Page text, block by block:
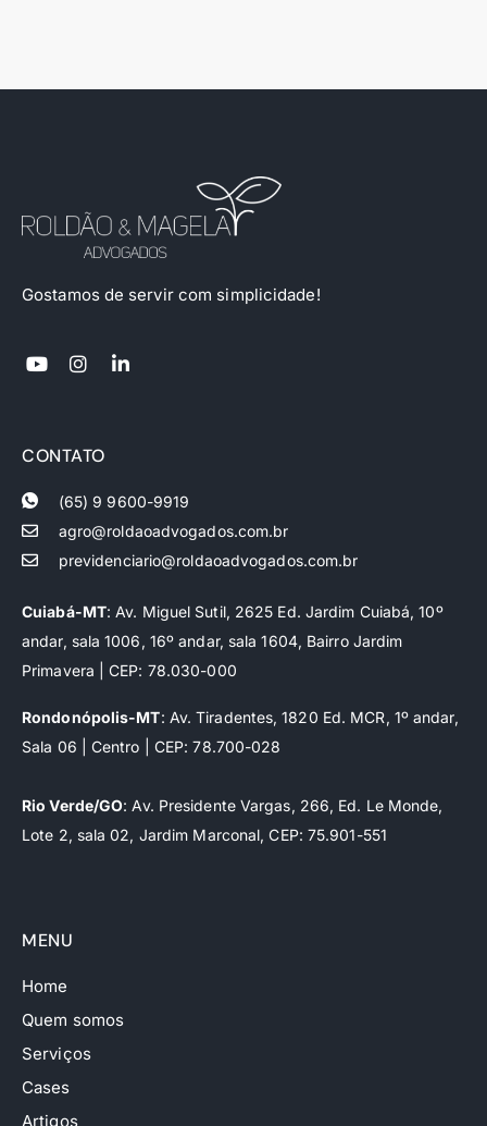
Gostamos de servir com simplicidade!
CONTATO
(65) 9 9600-9919
agro@roldaoadvogados.com.br
previdenciario@roldaoadvogados.com.br
Cuiabá-MT: Av. Miguel Sutil, 2625 Ed. Jardim Cuiabá, 10º
andar, sala 1006, 16º andar, sala 1604, Bairro Jardim
Primavera | CEP: 78.030-000
Rondonópolis-MT: Av. Tiradentes, 1820 Ed. MCR, 1º andar,
Sala 06 | Centro | CEP: 78.700-028
Rio Verde/GO: Av. Presidente Vargas, 266, Ed. Le Monde,
Lote 2, sala 02, Jardim Marconal, CEP: 75.901-551
MENU
Home
Quem somos
Serviços
Cases
Artigos